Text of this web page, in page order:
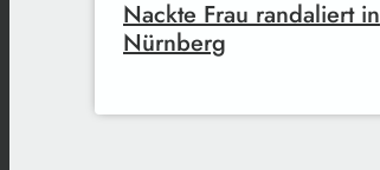
Nackte Frau randaliert in
Nürnberg